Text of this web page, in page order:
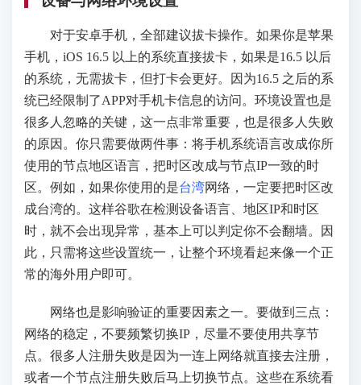
对于安卓手机，全部建议拔卡操作。如果你是苹果
手机，iOS 16.5 以上的系统直接拔卡，如果是16.5 以后
的系统，无需拔卡，但打卡会更好。因为16.5 之后的系
统已经限制了APP对手机卡信息的访问。环境设置也是
很多人忽略的关键，这一点非常重要，也是很多人失败
的原因。你只需要做两件事：将手机系统语言改成你所
使用的节点地区语言，把时区改成与节点IP一致的时
区。例如，如果你使用的是台湾网络，一定要把时区改
成台湾的。这样谷歌在检测设备语言、地区IP和时区
时，就不会出现异常，基本上可以判定你不会翻墙。因
此，只需将这些设置统一，让整个环境看起来像一个正
常的海外用户即可。
网络也是影响验证的重要因素之一。要做到三点：
网络的稳定，不要频繁切换IP，尽量不要使用共享节
点。很多人注册失败是因为一连上网络就直接去注册，
或者一个节点注册失败后马上切换节点。这些在系统看